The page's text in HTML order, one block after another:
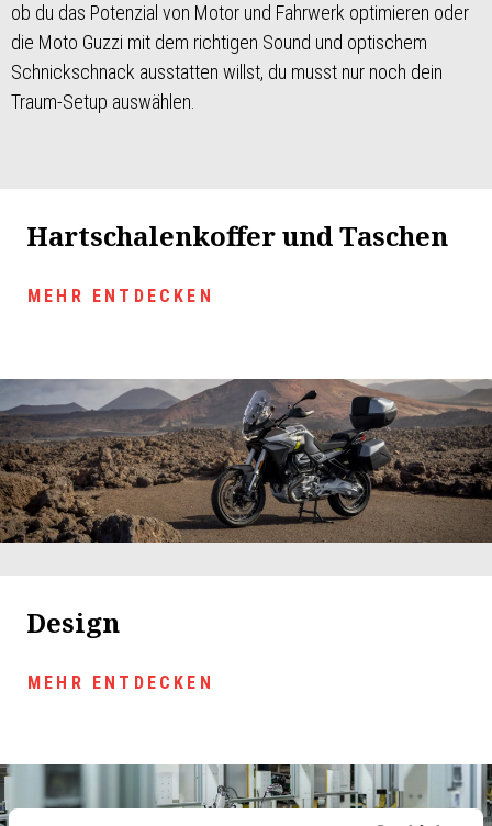
ob du das Potenzial von Motor und Fahrwerk optimieren oder
die Moto Guzzi mit dem richtigen Sound und optischem
Schnickschnack ausstatten willst, du musst nur noch dein
Traum-Setup auswählen.
Hartschalenkoffer und Taschen
MEHR ENTDECKEN
Design
MEHR ENTDECKEN